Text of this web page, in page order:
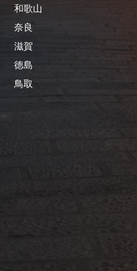
和歌山
奈良
滋賀
徳島
鳥取